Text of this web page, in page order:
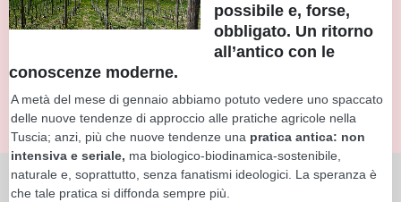
possibile e, forse,
obbligato. Un ritorno
all’antico con le
conoscenze moderne.
A metà del mese di gennaio abbiamo potuto vedere uno spaccato
delle nuove tendenze di approccio alle pratiche agricole nella
Tuscia; anzi, più che nuove tendenze una pratica antica: non
intensiva e seriale, ma biologico-biodinamica-sostenibile,
naturale e, soprattutto, senza fanatismi ideologici. La speranza è
che tale pratica si diffonda sempre più.